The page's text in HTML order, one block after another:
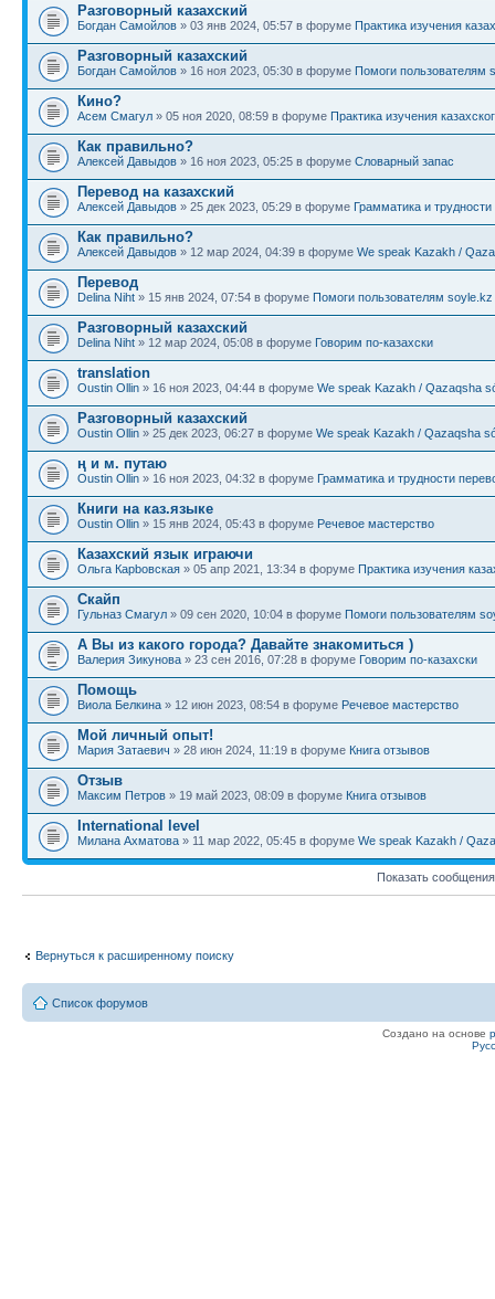
Разговорный казахский
Богдан Самойлов » 03 янв 2024, 05:57 в форуме Практика изучения
Разговорный казахский
Богдан Самойлов » 16 ноя 2023, 05:30 в форуме Помоги пользователям
Кино?
Асем Смагул » 05 ноя 2020, 08:59 в форуме Практика изучения
Как правильно?
Алексей Давыдов » 16 ноя 2023, 05:25 в форуме Словарный запас
Перевод на казахский
Алексей Давыдов » 25 дек 2023, 05:29 в форуме Грамматика и
Как правильно?
Алексей Давыдов » 12 мар 2024, 04:39 в форуме We speak Kazakh /
Перевод
Delina Niht » 15 янв 2024, 07:54 в форуме Помоги пользователям soyle.kz
Разговорный казахский
Delina Niht » 12 мар 2024, 05:08 в форуме Говорим по-казахски
translation
Oustin Ollin » 16 ноя 2023, 04:44 в форуме We speak Kazakh / Qazaqsha
Разговорный казахский
Oustin Ollin » 25 дек 2023, 06:27 в форуме We speak Kazakh / Qazaqsha
ң и м. путаю
Oustin Ollin » 16 ноя 2023, 04:32 в форуме Грамматика и трудности
Книги на каз.языке
Oustin Ollin » 15 янв 2024, 05:43 в форуме Речевое мастерство
Казахский язык играючи
Ольга Карbовская » 05 апр 2021, 13:34 в форуме Практика изучения
Скайп
Гульназ Смагул » 09 сен 2020, 10:04 в форуме Помоги пользователям
А Вы из какого города? Давайте знакомиться )
Валерия Зикунова » 23 сен 2016, 07:28 в форуме Говорим по-казахски
Помощь
Виола Белкина » 12 июн 2023, 08:54 в форуме Речевое мастерство
Мой личный опыт!
Мария Затаевич » 28 июн 2024, 11:19 в форуме Книга отзывов
Отзыв
Максим Петров » 19 май 2023, 08:09 в форуме Книга отзывов
International level
Милана Ахматова » 11 мар 2022, 05:45 в форуме We speak Kazakh /
Показать
Вернуться к расширенному поиску
Список форумов
Создано на основе